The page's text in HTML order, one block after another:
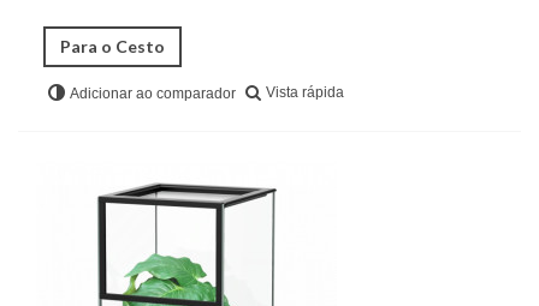
Para o Cesto
Adicionar ao comparador Vista rápida